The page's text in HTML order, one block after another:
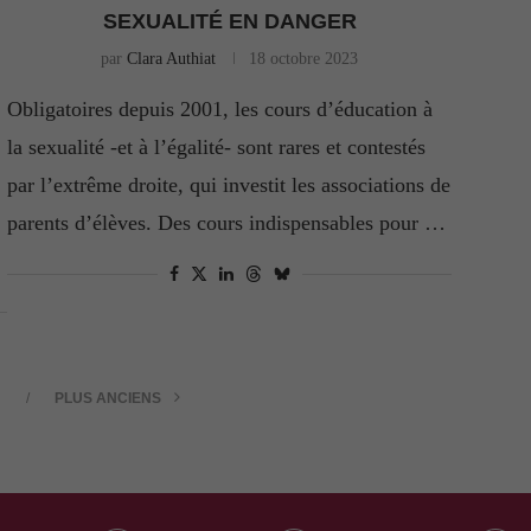
SEXUALITÉ EN DANGER
parClara Authiat 18 octobre 2023
Obligatoires depuis 2001, les cours d’éducation à
la sexualité -et à l’égalité- sont rares et contestés
par l’extrême droite, qui investit les associations de
parents d’élèves. Des cours indispensables pour …
PLUS ANCIENS